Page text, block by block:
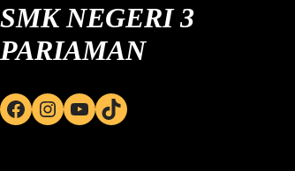
SMK NEGERI 3
PARIAMAN
Facebook Instagram YouTube TikTok